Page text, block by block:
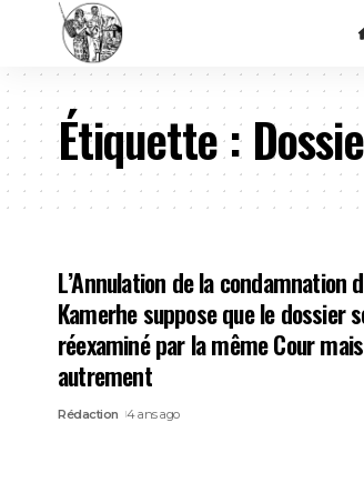
Étiquette :
L’Annulation de la condamnation
Kamerhe suppose que le dossier
réexaminé par la même Cour
autrement
Rédaction 4 ans ago